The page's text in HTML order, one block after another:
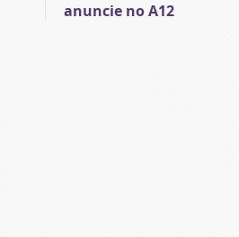
anuncie no A12